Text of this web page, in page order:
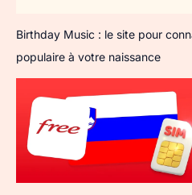
Birthday Music : le site pour
populaire à votre naissance